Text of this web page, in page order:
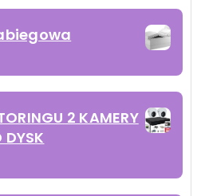
2 KAMERY
DYSK